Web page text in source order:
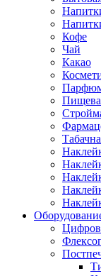
Кофе
Чай
Какао